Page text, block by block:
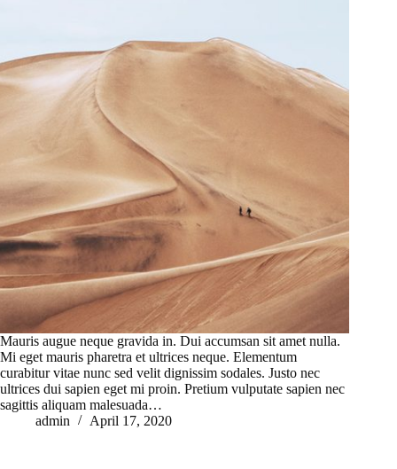
Mauris augue neque gravida in. Dui accumsan sit amet nulla.
Mi eget mauris pharetra et ultrices neque. Elementum
curabitur vitae nunc sed velit dignissim sodales. Justo nec
ultrices dui sapien eget mi proin. Pretium vulputate sapien nec
sagittis aliquam malesuada…
admin
April 17, 2020